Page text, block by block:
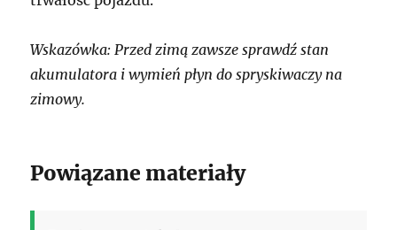
Wskazówka: Przed zimą zawsze sprawdź stan
akumulatora i wymień płyn do spryskiwaczy na
zimowy.
Powiązane materiały